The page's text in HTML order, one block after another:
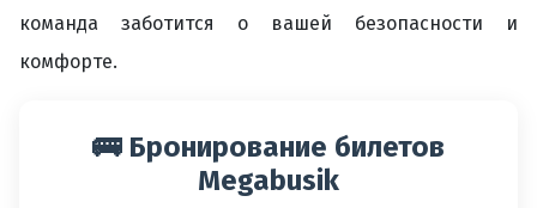
команда заботится о вашей безопасности и
комфорте.
🚌 Бронирование билетов
Megabusik